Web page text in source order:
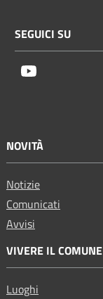
SEGUICI SU
NOVITÀ
Notizie
Comunicati
Avvisi
VIVERE IL COMUNE
Luoghi